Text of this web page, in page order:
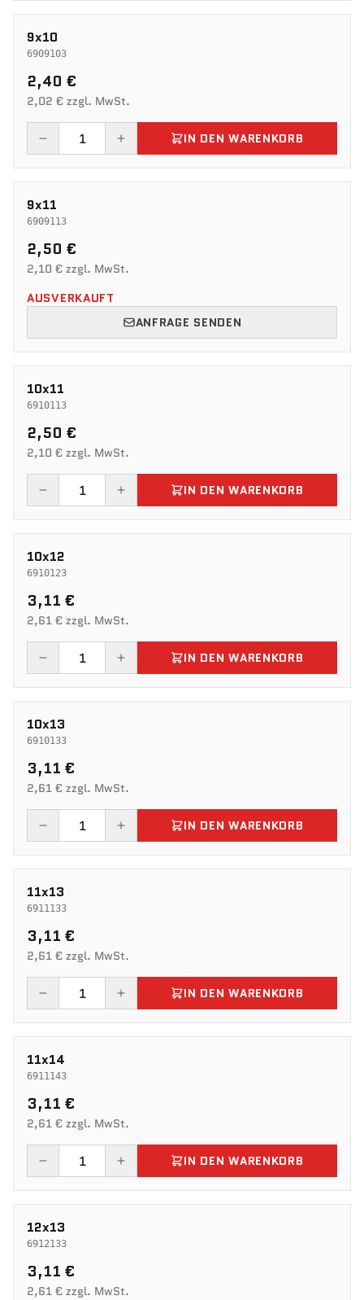
9x10
6909103
2,40 €
2,02 € zzgl. MwSt.
IN DEN WARENKORB
9x11
6909113
2,50 €
2,10 € zzgl. MwSt.
AUSVERKAUFT
ANFRAGE SENDEN
10x11
6910113
2,50 €
2,10 € zzgl. MwSt.
IN DEN WARENKORB
10x12
6910123
3,11 €
2,61 € zzgl. MwSt.
IN DEN WARENKORB
10x13
6910133
3,11 €
2,61 € zzgl. MwSt.
IN DEN WARENKORB
11x13
6911133
3,11 €
2,61 € zzgl. MwSt.
IN DEN WARENKORB
11x14
6911143
3,11 €
2,61 € zzgl. MwSt.
IN DEN WARENKORB
12x13
6912133
3,11 €
2,61 € zzgl. MwSt.